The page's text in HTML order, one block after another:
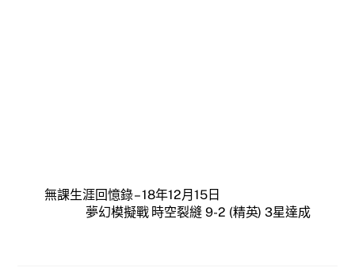
無課生涯回憶錄 – 18年12月15日
夢幻模擬戰 時空裂縫 9-2 (精英) 3星達成